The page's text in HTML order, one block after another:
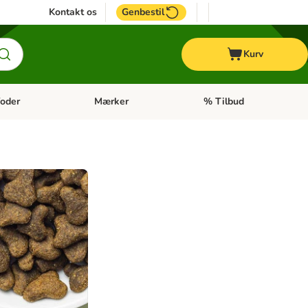
Kontakt os Genbestil
Kurv
menu: Hest Åben kategori menu: Diætfoder
Mærker Åben kategori menu:
% Tilbud